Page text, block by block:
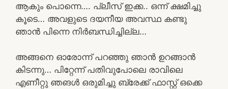
ആകും പൊന്നെ…. പ്ലീസ് ഇക്ക.. ഒന്ന് ക്ഷമിച്ചു
കൂടെ… അവളുടെ ദയനീയ അവസ്ഥ കണ്ടു
ഞാൻ പിന്നെ നിർബന്ധിച്ചില്ല…
അങ്ങനെ ഓരോന്ന് പറഞ്ഞു ഞാൻ ഉറങ്ങാൻ
കിടന്നു… പിറ്റേന്ന് പതിവുപോലെ രാവിലെ
എണീറ്റു ഞങൾ ഒരുമിച്ചു ബ്രേക്ക് ഫാസ്റ്റ് ഒക്കെ